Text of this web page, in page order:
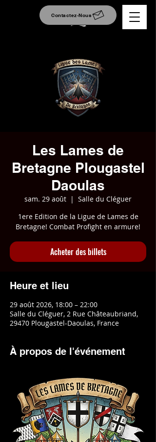
Contactez-Nous
Les Lames de
Bretagne Plougastel
Daoulas
sam. 29 août
  |
Salle du Cléguer
1ere Edition de la Ligue de Lames de
Bretagne! Combat Profight en armure!
Acheter des billets
Heure et lieu
29 août 2026, 18:00 – 22:00
Salle du Cléguer, 2 Rue Châteaubriand,
29470 Plougastel-Daoulas, France
À propos de l'événement